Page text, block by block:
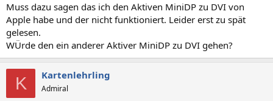
Muss dazu sagen das ich den Aktiven MiniDP zu DVI von
Apple habe und der nicht funktioniert. Leider erst zu spät
gelesen.
WÜrde den ein anderer Aktiver MiniDP zu DVI gehen?
K Kartenlehrling
Admiral